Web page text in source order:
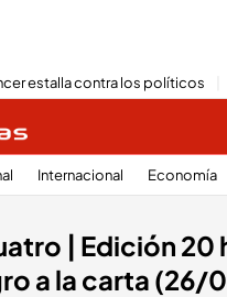
estalla contra los políticos
Internacional Economía
| Edición 20
a la carta (26/